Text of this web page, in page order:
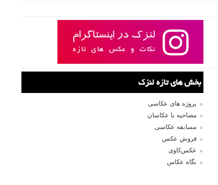
بخش های تازه لنزک
پروژه های عکاسی
مصاحبه با عکاسان
مسابقه عکاسی
فروش عکس
عکس‌کاوی
نگاه عکاس